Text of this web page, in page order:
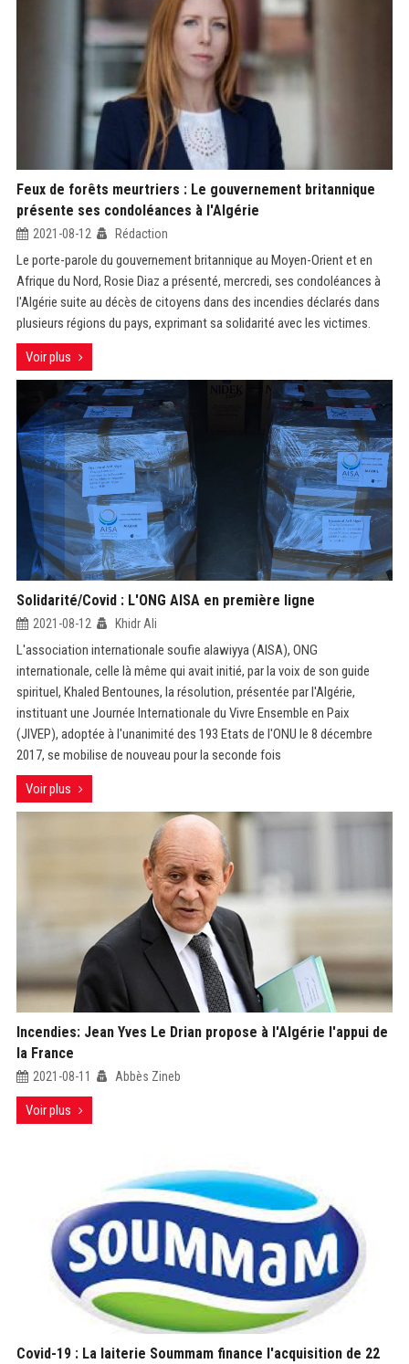
Feux de forêts meurtriers : Le gouvernement britannique
présente ses condoléances à l'Algérie
2021-08-12 Rédaction
Le porte-parole du gouvernement britannique au Moyen-Orient et en
Afrique du Nord, Rosie Diaz a présenté, mercredi, ses condoléances à
l'Algérie suite au décès de citoyens dans des incendies déclarés dans
plusieurs régions du pays, exprimant sa solidarité avec les victimes.
Voir plus
Solidarité/Covid : L'ONG AISA en première ligne
2021-08-12 Khidr Ali
L'association internationale soufie alawiyya (AISA), ONG
internationale, celle là même qui avait initié, par la voix de son guide
spirituel, Khaled Bentounes, la résolution, présentée par l'Algérie,
instituant une Journée Internationale du Vivre Ensemble en Paix
(JIVEP), adoptée à l'unanimité des 193 Etats de l'ONU le 8 décembre
2017, se mobilise de nouveau pour la seconde fois
Voir plus
Incendies: Jean Yves Le Drian propose à l'Algérie l'appui de
la France
2021-08-11 Abbès Zineb
Voir plus
Covid-19 : La laiterie Soummam finance l'acquisition de 22